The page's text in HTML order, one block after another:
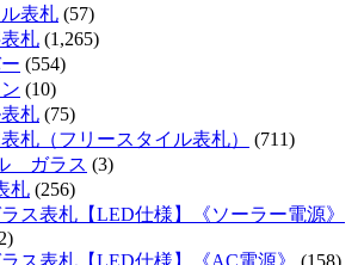
表札 (57)
札 (1,265)
(554)
(10)
札 (75)
札（フリースタイル表札）
(711)
ガラス (3)
札 (256)
ス表札【LED仕様】《ソーラー電源》
ス表札【LED仕様】《AC電源》
(158)